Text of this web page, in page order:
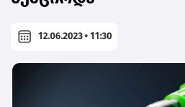
12.06.2023 • 11:30